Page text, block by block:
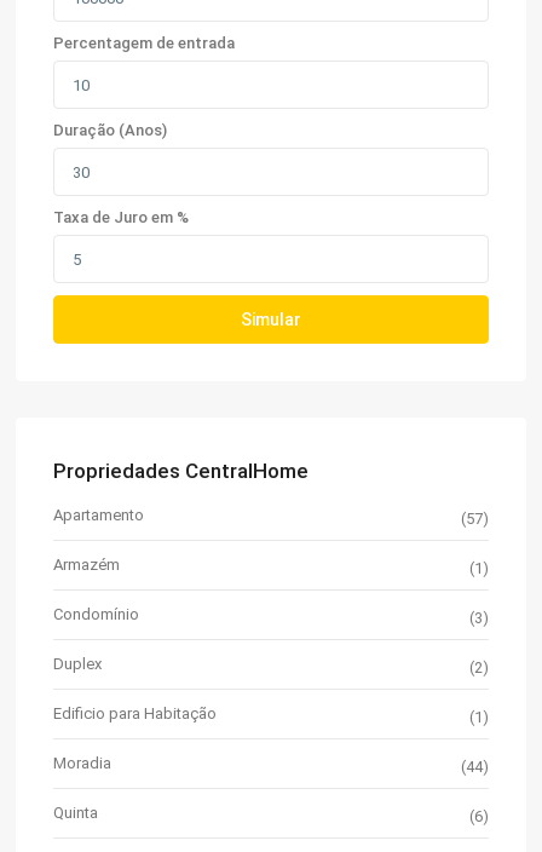
Percentagem de entrada
Duração (Anos)
Taxa de Juro em %
Simular
Propriedades CentralHome
Apartamento (57)
Armazém (1)
Condomínio (3)
Duplex (2)
Edificio para Habitação (1)
Moradia (44)
Quinta (6)